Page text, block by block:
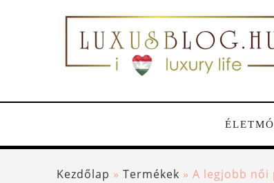
Kezdőlap » Termékek » A legjobb női